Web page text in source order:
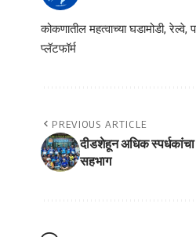
कोकणातील महत्वाच्या घडामोडी, रेल्वे,
प्लॅटफॉर्म
PREVIOUS ARTICLE
दीडशेहून अधिक स्पर्धकांचा
सहभाग